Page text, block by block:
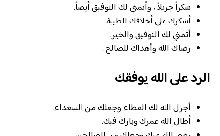
شكراً جزيلاً ، وأتمني لك التوفيق أيضاً.
أشكرك على أخلاقك الطيبة.
أتمني لك التوفيق والخير.
رضاك الله وأهداك للصالح .
الرد على الله يوفقك
أجزل الله لك العطاء وجعلك من السعداء.
أطال الله عمرك وبارك فيك.